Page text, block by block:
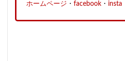
ホームページ ・ facebook ・ insta